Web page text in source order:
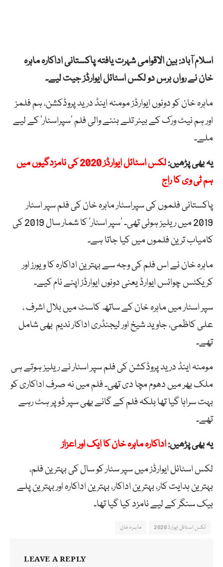
اسلام آباد: بین الاقوامی شہرت یافتہ پاکستانی اداکارہ ماہرہ
خان نے رواں برس دو لکس اسٹائل ایوارڈز جیت لیے۔
ماہرہ خان کو دونوں ایوارڈز مومنہ اینڈ درید پروڈکشن، ہم فلمز
اور ہم نیٹ ورک کے بینر تلے بننے والی فلم ’سپراسٹار‘ کے لیے
ملے۔
یہ بھی پڑھیں:
لکس اسٹائل ایوارڈز 2020 کی نامزدگیوں میں
ہم ٹی وی کا راج
پاکستانی فلموں کی سپراسٹار ماہرہ خان کی فلم سپر اسٹار
2019 میں ریلیز ہوئی تھی۔ ’سپر اسٹار‘ کا شمار سال 2019 کی
کامیاب ترین فلموں میں کیا جاتا ہے۔
ماہرہ خان نے اس فلم کی وجہ سے بہترین اداکارہ کا ویورز اور
کریکٹس چوائس ایوارڈ یعنی دونوں ایوارڈز اپنے نام کیے۔
سپر اسٹار میں ماہرہ خان کے ساتھ کاسٹ میں بلال اشرف ،
علی کاظمی، جاوید شیخ اور لیجنڈری اداکار ندیم بھی شامل
تھے۔
مومنہ اینڈ درید پروڈکشن کی فلم سپر اسٹار نے ریلیز ہوتے ہی
ملک بھر میں دھوم مچا دی تھی۔ فلم میں نہ صرف اداکاری کو
بہت سراہا گیا تھا بلکہ فلم کے گانے بھی سپر ڈوپر ہٹ رہے
تھے۔
یہ بھی پڑھیں:اداکارہ ماہرہ خان کا ایک اور اعزاز
لکس اسٹائل ایوارڈز میں سپر سٹار کو سال کی بہترین فلم،
بہترین ہدایت کار، بہترین اداکار، بہترین اداکارہ اور بہترین پلے
بیک سنگر کے لیے نامزد کیا گیا تھا۔
لکس اسٹائل ایوارڈ 2020 ماہرہ خان
LEAVE A REPLY